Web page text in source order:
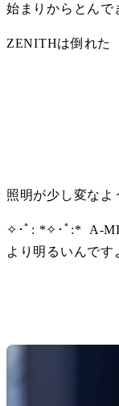
始まりからとんで
ZENITHは倒れた
照明が少し変なよ
✧･ﾟ: *✧･ﾟ:*  A-
より明るいんで